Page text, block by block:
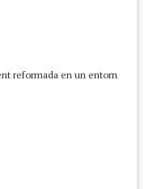
reformada en un entorn